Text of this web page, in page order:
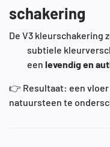
schakering
De V3 kleurschakering
subtiele
een levendig en
👉 Resultaat: een
natuursteen te